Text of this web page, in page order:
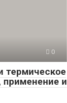
0
термическое
и